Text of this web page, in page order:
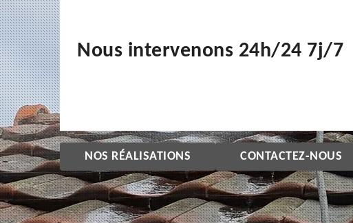
Nous intervenons 24h/24 7j/7
NOS RÉALISATIONS CONTACTEZ-NOUS